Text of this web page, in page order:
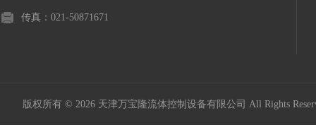
传真：021-50871671
版权所有 © 2026 天津万宝隆流体控制设备有限公司 All Rights